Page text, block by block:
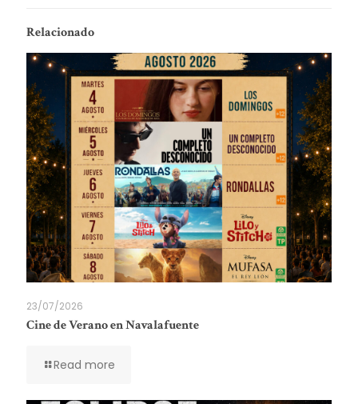
Relacionado
23/07/2026
Cine de Verano en Navalafuente
Read more